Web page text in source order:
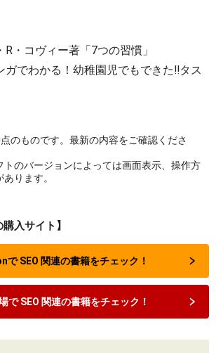
R・コヴィー著「7つの習慣」
ガでわかる！幼稚園児でもできた!!タス
のものです。最新の内容をご確認くださ
トのバージョンによっては画面表示、操作方
ります。
入サイト】
で SEO 関連の書籍をチェック！
で SEO 関連の書籍をチェック！